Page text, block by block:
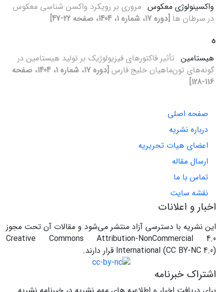
واکسینولوژی معکوس مروری بر رویکرد واکسن شناسی معکوس
در سرطان ها [دوره 17، شماره 1، 1404، صفحه 22-47]
ه
هیستامین تأثیر فاکتورهای فیزیولوژیک بر تولید هیستامین در
گونه‌های تون‌ماهیان خلیج فارس
[دوره 17، شماره 1، 1404، صفحه
116-128]
صفحه اصلی
درباره نشریه
اعضای هیات تحریریه
ارسال مقاله
تماس با ما
نقشه سایت
اخبار و اعلانات
این نشریه با دسترسی آزاد منتشر می‌شود و مقالات آن تحت مجوز
Creative Commons Attribution-NonCommercial 4.0
International (CC BY-NC 4.0) قرار دارند.
اشتراک خبرنامه